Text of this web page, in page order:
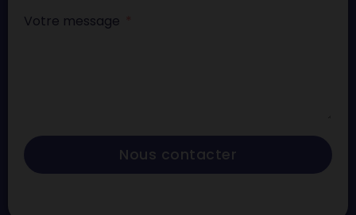
Votre message
Nous contacter